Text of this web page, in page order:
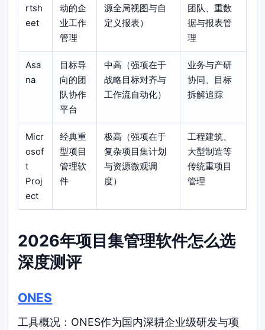
rtsh
eet
动的企
业工作
管理
源全局视图与自
定义报表）
团队、重数
据与报表管
理
Asa
na
目标导
向的团
队协作
平台
中高（强项在于
战略目标对齐与
工作流自动化）
业务与产研
协同、目标
拆解追踪
Micr
osof
t
Proj
ect
经典重
型项目
管理软
件
极高（强项在于
复杂项目集计划
与资源微观调
度）
工程建筑、
大型制造等
传统重项目
管理
2026年项目集管理软件怎么选
深度测评
ONES
工具概况：ONES作为国内深耕企业级研发与项